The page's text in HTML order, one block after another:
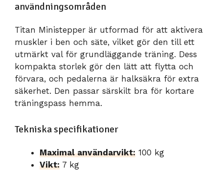
användningsområden
Titan Ministepper är utformad för att aktivera
muskler i ben och säte, vilket gör den till ett
utmärkt val för grundläggande träning. Dess
kompakta storlek gör den lätt att flytta och
förvara, och pedalerna är halksäkra för extra
säkerhet. Den passar särskilt bra för kortare
träningspass hemma.
Tekniska specifikationer
Maximal användarvikt: 100 kg
Vikt: 7 kg